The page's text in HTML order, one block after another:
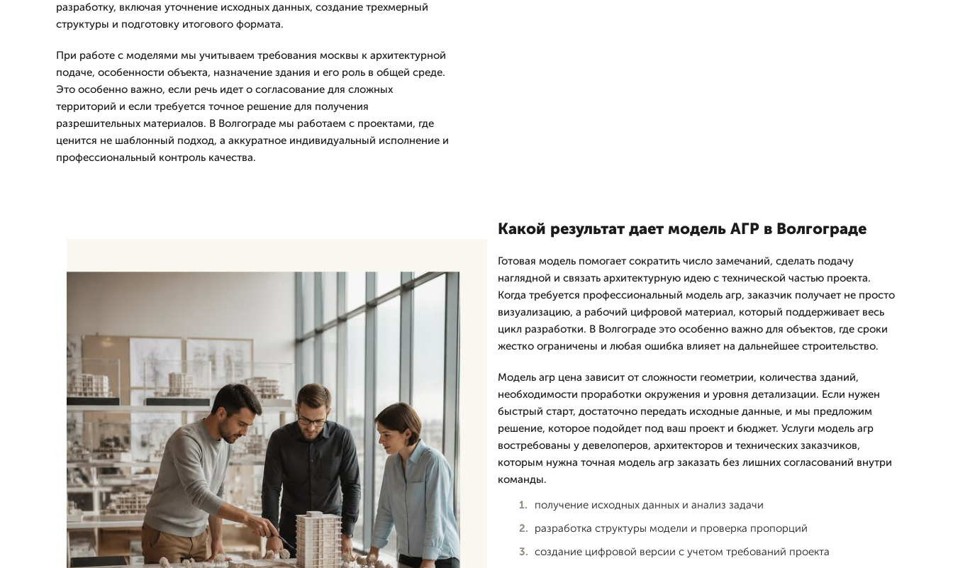
разработку, включая уточнение исходных данных, создание трехмерный
структуры и подготовку итогового формата.
При работе с моделями мы учитываем требования москвы к архитектурной
подаче, особенности объекта, назначение здания и его роль в общей среде.
Это особенно важно, если речь идет о согласование для сложных
территорий и если требуется точное решение для получения
разрешительных материалов. В Волгограде мы работаем с проектами, где
ценится не шаблонный подход, а аккуратное индивидуальный исполнение и
профессиональный контроль качества.
Какой результат дает модель АГР в Волгограде
Готовая модель помогает сократить число замечаний, сделать подачу
наглядной и связать архитектурную идею с технической частью проекта.
Когда требуется профессиональный модель агр, заказчик получает не просто
визуализацию, а рабочий цифровой материал, который поддерживает весь
цикл разработки. В Волгограде это особенно важно для объектов, где сроки
жестко ограничены и любая ошибка влияет на дальнейшее строительство.
Модель агр цена зависит от сложности геометрии, количества зданий,
необходимости проработки окружения и уровня детализации. Если нужен
быстрый старт, достаточно передать исходные данные, и мы предложим
решение, которое подойдет под ваш проект и бюджет. Услуги модель агр
востребованы у девелоперов, архитекторов и технических заказчиков,
которым нужна точная модель агр заказать без лишних согласований внутри
команды.
получение исходных данных и анализ задачи
разработка структуры модели и проверка пропорций
создание цифровой версии с учетом требований проекта